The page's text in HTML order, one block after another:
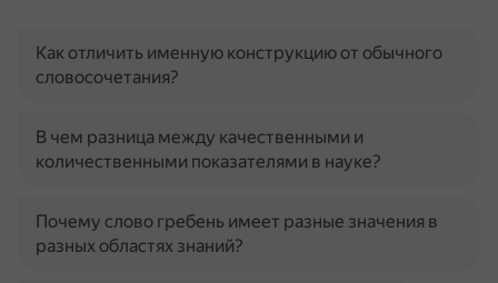
Как отличить именную конструкцию от обычного
словосочетания?
В чем разница между качественными и
количественными показателями в науке?
Почему слово гребень имеет разные значения в
разных областях знаний?